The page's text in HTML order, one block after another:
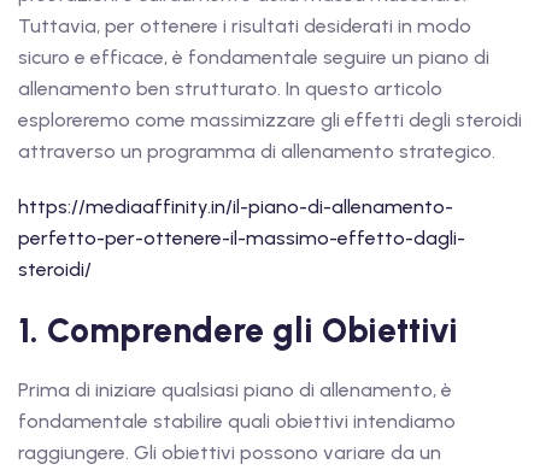
Tuttavia, per ottenere i risultati desiderati in modo
sicuro e efficace, è fondamentale seguire un piano di
allenamento ben strutturato. In questo articolo
esploreremo come massimizzare gli effetti degli steroidi
attraverso un programma di allenamento strategico.
https://mediaaffinity.in/il-piano-di-allenamento-
perfetto-per-ottenere-il-massimo-effetto-dagli-
steroidi/
1. Comprendere gli Obiettivi
Prima di iniziare qualsiasi piano di allenamento, è
fondamentale stabilire quali obiettivi intendiamo
raggiungere. Gli obiettivi possono variare da un